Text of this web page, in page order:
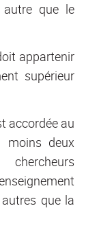
que le
appartenir
supérieur
accordée au
moins deux
que la